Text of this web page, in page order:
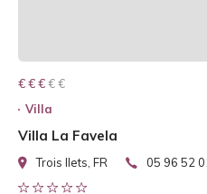
€ € € € €
€ € €
Villa
Villa La Favela
Trois Ilets, FR 05 96 52